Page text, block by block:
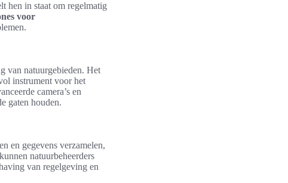
hen in staat om regelmatig
voor
van natuurgebieden. Het
instrument voor het
camera’s en
gaten houden.
en gegevens verzamelen,
natuurbeheerders
van regelgeving en